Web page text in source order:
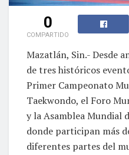
0
COMPARTIDO
Mazatlán, Sin.- Desde
de tres históricos
Primer Campeonato
Taekwondo, el Foro
y la Asamblea Mundial
donde participan más
diferentes partes del